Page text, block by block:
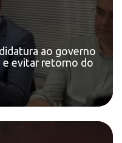
ao governo
e evitar retorno do